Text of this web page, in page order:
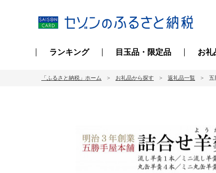
ランキング 目玉品・限定品 お礼
「ふるさと納税」ホーム お礼品から探す 返礼品一覧 五